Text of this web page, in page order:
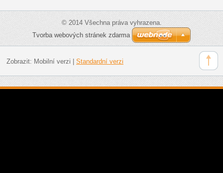
© 2014 Všechna práva vyhrazena.
Tvorba webových stránek zdarma
Zobrazit: Mobilní verzi Standardní verzi